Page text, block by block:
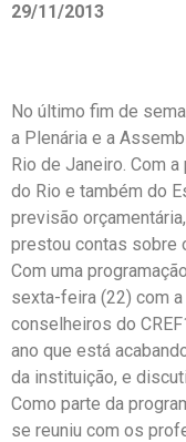
29/11/2013
No último fim de
a Plenária e a
Rio de Janeiro. Com
do Rio e também do
previsão
prestou contas sobre
Com uma
sexta-feira (22) com
conselheiros do
ano que está
da instituição, e
Como parte da
se reuniu com os